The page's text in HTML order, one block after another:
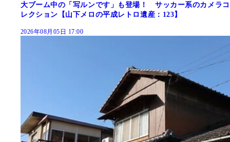
大ブーム中の「写ルンです」も登場！ サッカー系のカメラコ
レクション【山下メロの平成レトロ遺産：123】
2026年08月05日 17:00